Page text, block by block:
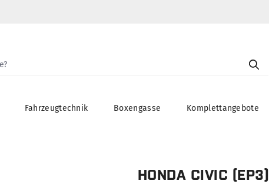
Fahrzeugtechnik Boxengasse Komplettangebote
HONDA CIVIC (EP3)